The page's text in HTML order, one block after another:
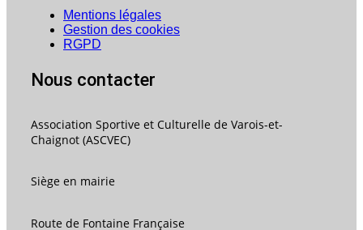
Mentions légales
Gestion des cookies
RGPD
Nous contacter
Association Sportive et Culturelle de Varois-et-
Chaignot (ASCVEC)
Siège en mairie
Route de Fontaine Française